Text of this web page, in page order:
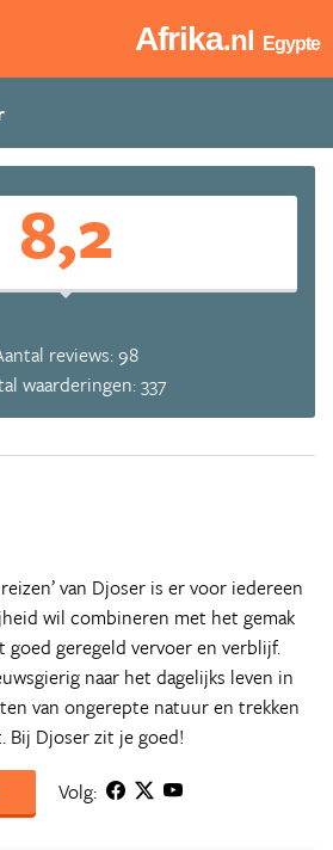
Afrika.nl Egypte
8,2
reviews: 98
waarderingen: 337
van Djoser is er voor iedereen
wil combineren met het gemak
goed geregeld vervoer en verblijf.
naar het dagelijks leven in
van ongerepte natuur en trekken
Bij Djoser zit je goed!
Volg: